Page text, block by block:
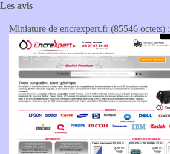
Les avis
Miniature de encrexpert.fr (85546 octets) :